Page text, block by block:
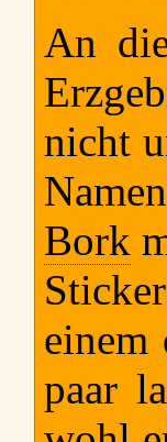
An
nicht
Bork
einem
paar